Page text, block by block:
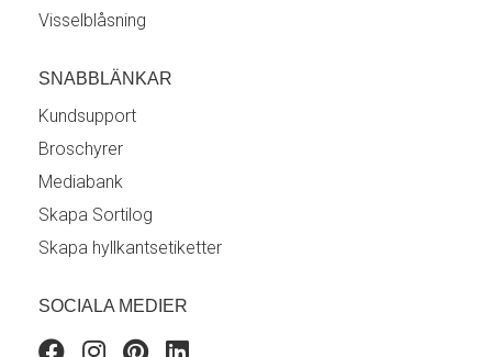
Visselblåsning
SNABBLÄNKAR
Kundsupport
Broschyrer
Mediabank
Skapa Sortilog
Skapa hyllkantsetiketter
SOCIALA MEDIER
FacebookInstagram
Pinterest